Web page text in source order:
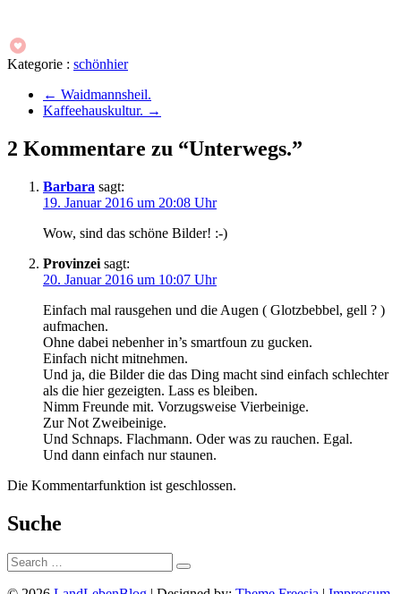
Kategorie : schönhier
← Waidmannsheil.
Kaffeehauskultur. →
2 Kommentare zu “Unterwegs.”
Barbara sagt:
19. Januar 2016 um 20:08 Uhr
Wow, sind das schöne Bilder! :-)
Provinzei sagt:
20. Januar 2016 um 10:07 Uhr
Einfach mal rausgehen und die Augen ( Glotzbebbel, gell ? )
aufmachen.
Ohne dabei nebenher in’s smartfoun zu gucken.
Einfach nicht mitnehmen.
Und ja, die Bilder die das Ding macht sind einfach schlechter
als die hier gezeigten. Lass es bleiben.
Nimm Freunde mit. Vorzugsweise Vierbeinige.
Zur Not Zweibeinige.
Und Schnaps. Flachmann. Oder was zu rauchen. Egal.
Und dann einfach nur staunen.
Die Kommentarfunktion ist geschlossen.
Suche
Suche: